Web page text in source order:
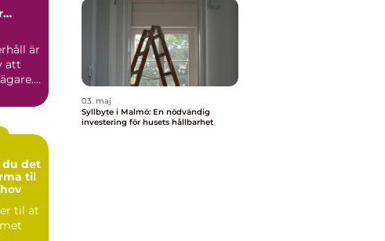
är
att
du det
til
til at
03. maj
Syllbyte i Malmö: En nödvändig
investering för husets hållbarhet